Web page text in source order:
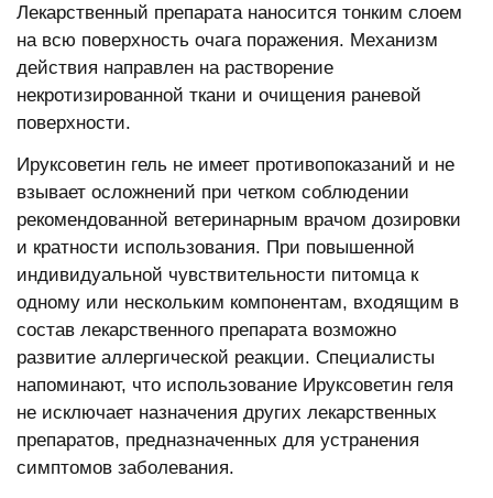
Лекарственный препарата наносится тонким слоем
на всю поверхность очага поражения. Механизм
действия направлен на растворение
некротизированной ткани и очищения раневой
поверхности.
Ируксоветин гель не имеет противопоказаний и не
взывает осложнений при четком соблюдении
рекомендованной ветеринарным врачом дозировки
и кратности использования. При повышенной
индивидуальной чувствительности питомца к
одному или нескольким компонентам, входящим в
состав лекарственного препарата возможно
развитие аллергической реакции. Специалисты
напоминают, что использование Ируксоветин геля
не исключает назначения других лекарственных
препаратов, предназначенных для устранения
симптомов заболевания.